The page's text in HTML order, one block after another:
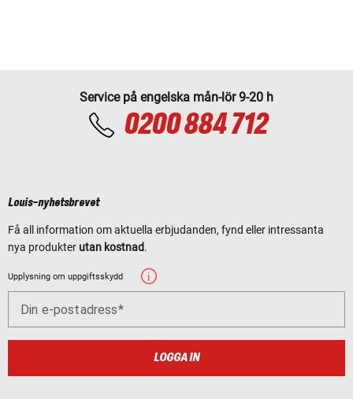
Service på engelska mån-lör 9-20 h
0200 884 712
Louis-nyhetsbrevet
Få all information om aktuella erbjudanden, fynd eller intressanta
nya produkter utan kostnad.
Upplysning om uppgiftsskydd
Din e-postadress
LOGGA IN